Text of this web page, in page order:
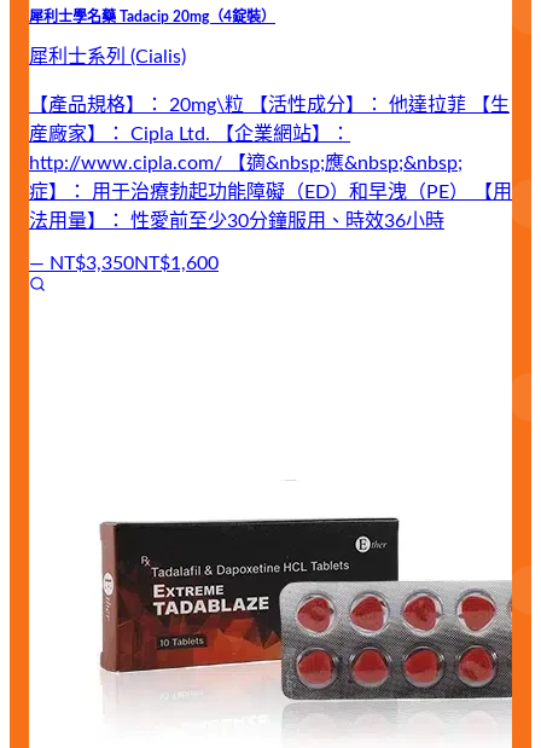
犀利士學名藥 Tadacip 20mg（4錠裝）
犀利士系列 (Cialis)
【產品規格】： 20mg\粒 【活性成分】： 他達拉菲 【生
産廠家】： Cipla Ltd. 【企業網站】：
http://www.cipla.com/ 【適&nbsp;應&nbsp;&nbsp;
症】： 用于治療勃起功能障礙（ED）和早洩（PE） 【用
法用量】： 性愛前至少30分鐘服用、時效36小時
— NT$3,350NT$1,600